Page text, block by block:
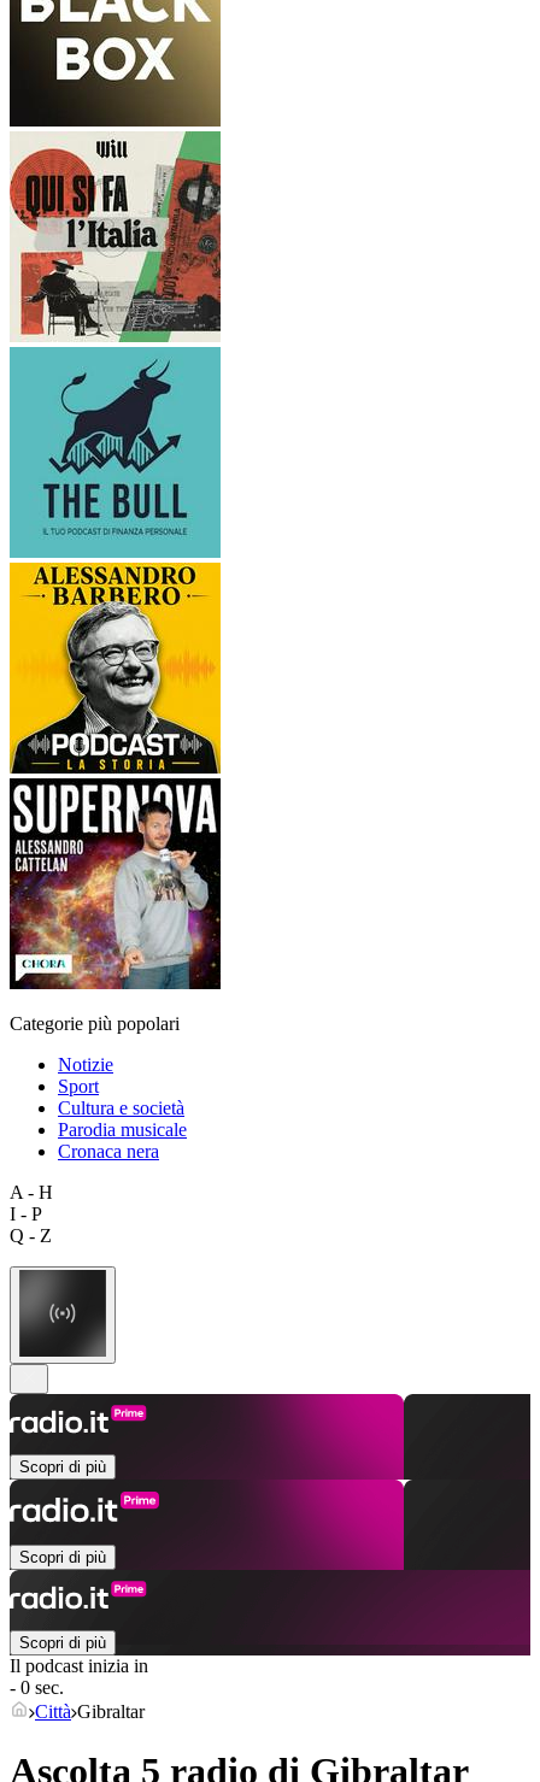
Categorie più popolari
Notizie
Sport
Cultura e società
Parodia musicale
Cronaca nera
A - H
I - P
Q - Z
Scopri di più
Scopri di più
Scopri di più
Il podcast inizia in
- 0 sec.
Città Gibraltar
Ascolta 5 radio di Gibraltar